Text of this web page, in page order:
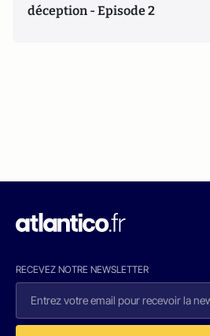
déception - Episode 2
RECEVEZ NOTRE NEWSLETTER